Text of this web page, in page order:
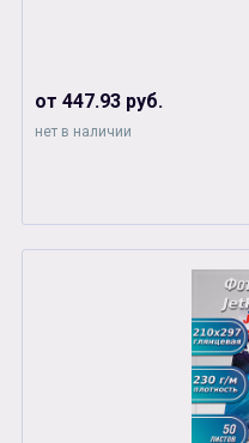
от 447.93 руб.
нет в наличии